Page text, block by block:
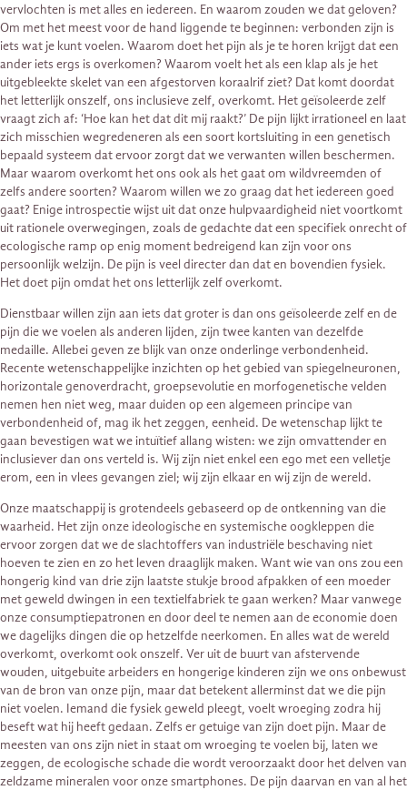
vervlochten is met alles en iedereen. En waarom zouden we dat geloven?
Om met het meest voor de hand liggende te beginnen: verbonden zijn is
iets wat je kunt voelen. Waarom doet het pijn als je te horen krijgt dat een
ander iets ergs is overkomen? Waarom voelt het als een klap als je het
uitgebleekte skelet van een afgestorven koraalrif ziet? Dat komt doordat
het letterlijk onszelf, ons inclusieve zelf, overkomt. Het geïsoleerde zelf
vraagt zich af: ‘Hoe kan het dat dit mij raakt?’ De pijn lijkt irrationeel en laat
zich misschien wegredeneren als een soort kortsluiting in een genetisch
bepaald systeem dat ervoor zorgt dat we verwanten willen beschermen.
Maar waarom overkomt het ons ook als het gaat om wildvreemden of
zelfs andere soorten? Waarom willen we zo graag dat het iedereen goed
gaat? Enige introspectie wijst uit dat onze hulpvaardigheid niet voortkomt
uit rationele overwegingen, zoals de gedachte dat een specifiek onrecht of
ecologische ramp op enig moment bedreigend kan zijn voor ons
persoonlijk welzijn. De pijn is veel directer dan dat en bovendien fysiek.
Het doet pijn omdat het ons letterlijk zelf overkomt.
Dienstbaar willen zijn aan iets dat groter is dan ons geïsoleerde zelf en de
pijn die we voelen als anderen lijden, zijn twee kanten van dezelfde
medaille. Allebei geven ze blijk van onze onderlinge verbondenheid.
Recente wetenschappelijke inzichten op het gebied van spiegelneuronen,
horizontale genoverdracht, groepsevolutie en morfogenetische velden
nemen hen niet weg, maar duiden op een algemeen principe van
verbondenheid of, mag ik het zeggen, eenheid. De wetenschap lijkt te
gaan bevestigen wat we intuïtief allang wisten: we zijn omvattender en
inclusiever dan ons verteld is. Wij zijn niet enkel een ego met een velletje
erom, een in vlees gevangen ziel; wij zijn elkaar en wij zijn de wereld.
Onze maatschappij is grotendeels gebaseerd op de ontkenning van die
waarheid. Het zijn onze ideologische en systemische oogkleppen die
ervoor zorgen dat we de slachtoffers van industriële beschaving niet
hoeven te zien en zo het leven draaglijk maken. Want wie van ons zou een
hongerig kind van drie zijn laatste stukje brood afpakken of een moeder
met geweld dwingen in een textielfabriek te gaan werken? Maar vanwege
onze consumptiepatronen en door deel te nemen aan de economie doen
we dagelijks dingen die op hetzelfde neerkomen. En alles wat de wereld
overkomt, overkomt ook onszelf. Ver uit de buurt van afstervende
wouden, uitgebuite arbeiders en hongerige kinderen zijn we ons onbewust
van de bron van onze pijn, maar dat betekent allerminst dat we die pijn
niet voelen. Iemand die fysiek geweld pleegt, voelt wroeging zodra hij
beseft wat hij heeft gedaan. Zelfs er getuige van zijn doet pijn. Maar de
meesten van ons zijn niet in staat om wroeging te voelen bij, laten we
zeggen, de ecologische schade die wordt veroorzaakt door het delven van
zeldzame mineralen voor onze smartphones. De pijn daarvan en van al het